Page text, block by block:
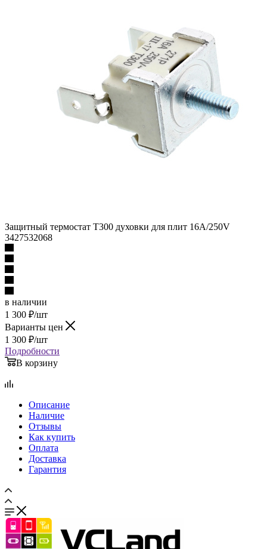
в наличии
1 300
1 300₽/шт
Подробности
В корзину
Описание
Как купить
Оплата
Доставка
Гарантия
Сравнение 0 Избранные товары 0